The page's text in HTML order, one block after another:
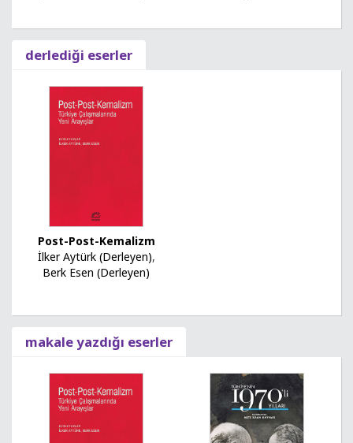
derlediği eserler
Post-Post-Kemalizm
İlker Aytürk (Derleyen),
Berk Esen (Derleyen)
makale yazdığı eserler